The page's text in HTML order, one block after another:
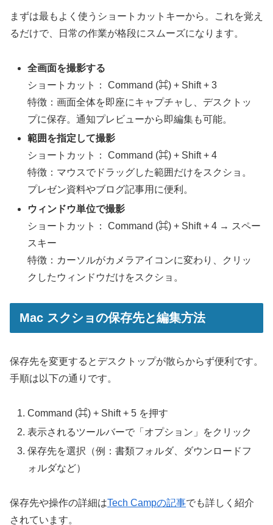
まずは最もよく使うショートカットキーから。これを覚え
るだけで、日常の作業が格段にスムーズになります。
全画面を撮影する
ショートカット： Command (⌘) + Shift + 3
特徴：画面全体を即座にキャプチャし、デスクトッ
プに保存。通知プレビューから即編集も可能。
範囲を指定して撮影
ショートカット： Command (⌘) + Shift + 4
特徴：マウスでドラッグした範囲だけをスクショ。
プレゼン資料やブログ記事用に便利。
ウィンドウ単位で撮影
ショートカット： Command (⌘) + Shift + 4 → スペー
スキー
特徴：カーソルがカメラアイコンに変わり、クリッ
クしたウィンドウだけをスクショ。
Mac スクショの保存先と編集方法
保存先を変更するとデスクトップが散らからず便利です。
手順は以下の通りです。
Command (⌘) + Shift + 5 を押す
表示されるツールバーで「オプション」をクリック
保存先を選択（例：書類フォルダ、ダウンロードフ
ォルダなど）
保存先や操作の詳細はTech Campの記事でも詳しく紹介
されています。